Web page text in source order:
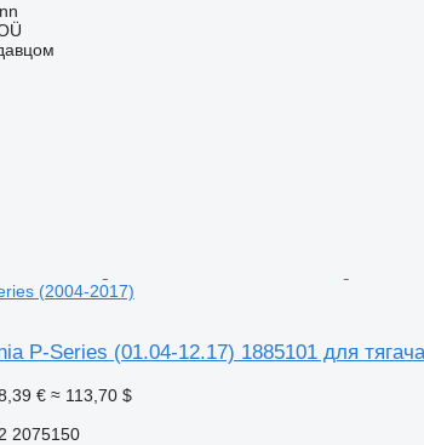
(2004-2017)
P-Series (01.04-12.17) 1885101 для
€ ≈ 113,70 $
2075150